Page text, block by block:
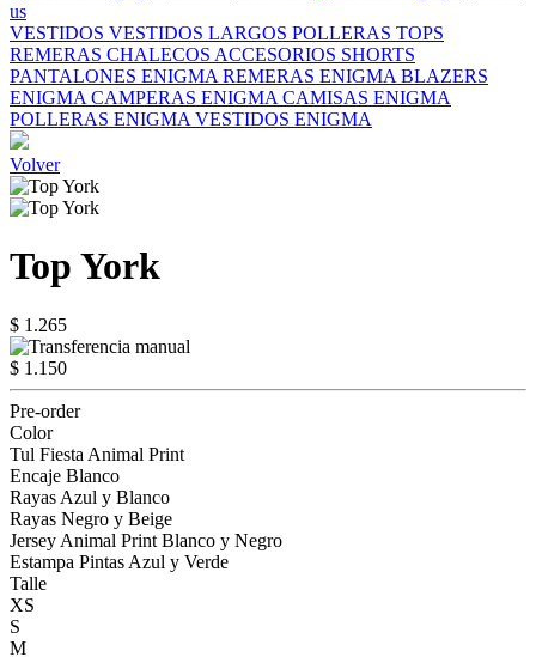
us
VESTIDOS VESTIDOS LARGOS POLLERAS TOPS
REMERAS CHALECOS ACCESORIOS SHORTS
PANTALONES ENIGMA REMERAS ENIGMA BLAZERS
ENIGMA CAMPERAS ENIGMA CAMISAS ENIGMA
POLLERAS ENIGMA VESTIDOS ENIGMA
Volver
Top York
$ 1.265
$ 1.150
Pre-order
Color
Tul Fiesta Animal Print
Encaje Blanco
Rayas Azul y Blanco
Rayas Negro y Beige
Jersey Animal Print Blanco y Negro
Estampa Pintas Azul y Verde
Talle
XS
S
M